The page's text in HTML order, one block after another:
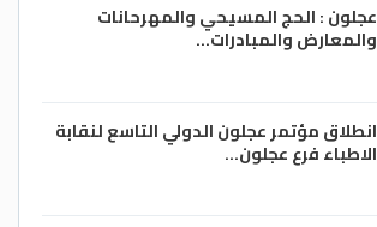
عجلون : الحج المسيحي والمهرحانات
والمعارض والمبادرات…
انطلاق مؤتمر عجلون الدولي التاسع لنقابة
الاطباء فرع عجلون…